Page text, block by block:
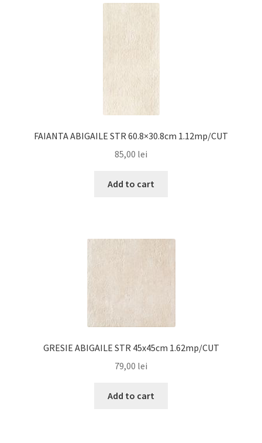
FAIANTA ABIGAILE STR 60.8×30.8cm 1.12mp/CUT
85,00 lei
Add to cart
GRESIE ABIGAILE STR 45x45cm 1.62mp/CUT
79,00 lei
Add to cart